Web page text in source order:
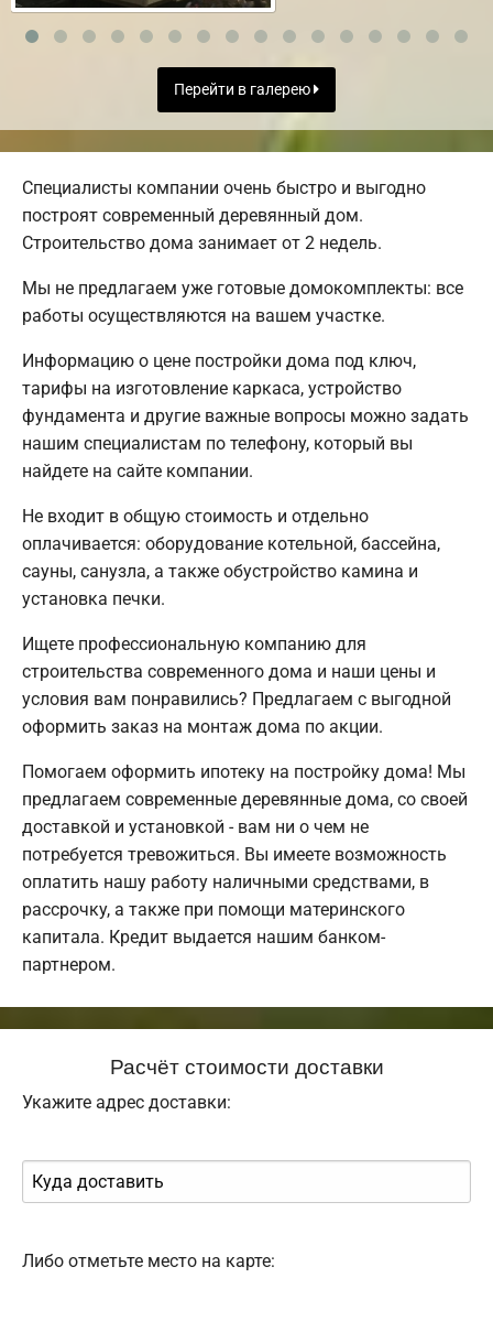
Перейти в галерею
Специалисты компании очень быстро и выгодно
построят современный деревянный дом.
Строительство дома занимает от 2 недель.
Мы не предлагаем уже готовые домокомплекты: все
работы осуществляются на вашем участке.
Информацию о цене постройки дома под ключ,
тарифы на изготовление каркаса, устройство
фундамента и другие важные вопросы можно задать
нашим специалистам по телефону, который вы
найдете на сайте компании.
Не входит в общую стоимость и отдельно
оплачивается: оборудование котельной, бассейна,
сауны, санузла, а также обустройство камина и
установка печки.
Ищете профессиональную компанию для
строительства современного дома и наши цены и
условия вам понравились? Предлагаем с выгодной
оформить заказ на монтаж дома по акции.
Помогаем оформить ипотеку на постройку дома! Мы
предлагаем современные деревянные дома, со своей
доставкой и установкой - вам ни о чем не
потребуется тревожиться. Вы имеете возможность
оплатить нашу работу наличными средствами, в
рассрочку, а также при помощи материнского
капитала. Кредит выдается нашим банком-
партнером.
Расчёт стоимости доставки
Укажите адрес доставки:
Либо отметьте место на карте: